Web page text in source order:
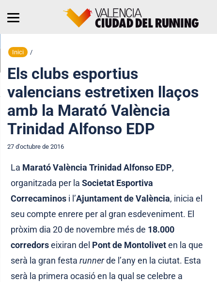
Inici /
Els clubs esportius
valencians estretixen llaços
amb la Marató València
Trinidad Alfonso EDP
27 d'octubre de 2016
La Marató València Trinidad Alfonso EDP,
organitzada per laSocietat Esportiva
Correcaminos i l’Ajuntament de València, inicia el
seu compte enrere per al gran esdeveniment. El
pròxim dia 20 de novembre més de 18.000
corredorseixiran del Pont de Montoliveten la que
serà la gran festarunnerde l’any en la ciutat. Esta
serà la primera ocasió en la qual se celebre a